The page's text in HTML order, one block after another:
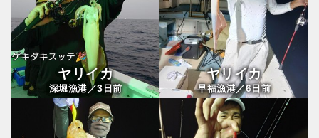
ヤリイカ
深堀漁港／3 日前
ヤリイカ
早福漁港／6日前